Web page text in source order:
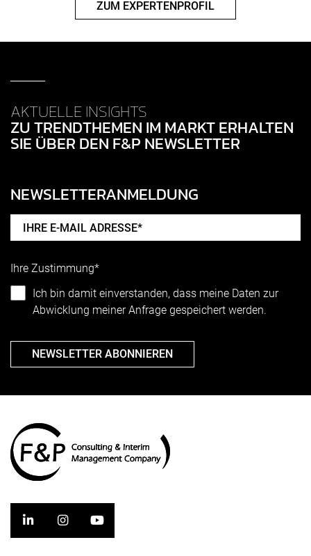
ZUM EXPERTENPROFIL
AKTUELLE INSIGHTS
ZU TRENDTHEMEN IM MARKT ERHALTEN
SIE ÜBER DEN F&P NEWSLETTER
NEWSLETTERANMELDUNG
Ihre Zustimmung*
Ich bin damit einverstanden, dass meine Daten zur
Abwicklung meiner Anfrage gespeichert werden.
NEWSLETTER ABONNIEREN